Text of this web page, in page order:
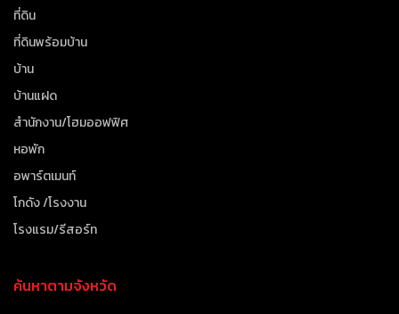
ที่ดิน
ที่ดินพร้อมบ้าน
บ้าน
บ้านแฝด
สำนักงาน/โฮมออฟฟิศ
หอพัก
อพาร์ตเมนท์
โกดัง /โรงงาน
โรงแรม/รีสอร์ท
ค้นหาตามจังหวัด